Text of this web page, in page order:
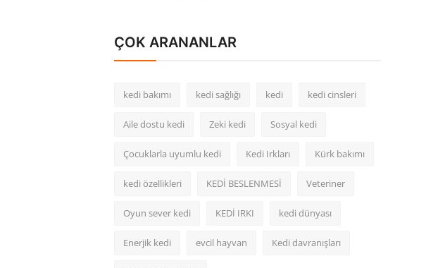
ÇOK ARANANLAR
kedi bakımı kedi sağlığı kedi kedi cinsleri
Aile dostu kedi Zeki kedi Sosyal kedi
Çocuklarla uyumlu kedi Kedi Irkları Kürk bakımı
kedi özellikleri KEDİ BESLENMESİ Veteriner
Oyun sever kedi KEDİ IRKI kedi dünyası
Enerjik kedi evcil hayvan Kedi davranışları